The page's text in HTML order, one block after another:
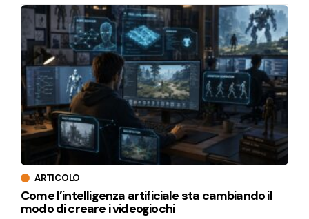
ARTICOLO
Come l’intelligenza artificiale sta cambiando il
modo di creare i videogiochi